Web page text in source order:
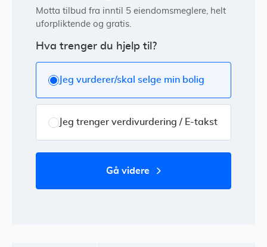
Motta tilbud fra inntil 5 eiendomsmeglere, helt
uforpliktende og gratis.
Hva trenger du hjelp til?
Jeg vurderer/skal selge min bolig
Jeg trenger verdivurdering / E-takst
gå videre